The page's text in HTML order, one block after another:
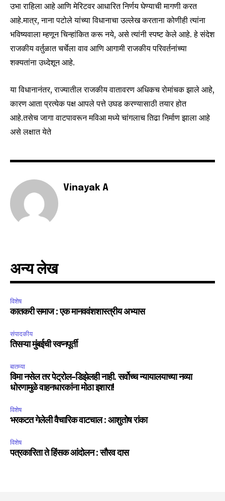
Join our community of
SUBSCRIBERS and be part of the
conversation.
To subscribe, simply enter your email address on our website
safe with us.
SUBSCRIBE
I've read and accept thePrivacy Policy
उभा राहिला आहे आणि मेरिटवर आधारित निर्णय घेण्याची मागणी करत
आहे.मात्र, नाना पटोले यांच्या विधानाचा उल्लेख करताना कोणीही त्यांना
भविष्यवाला म्हणून चिन्हांकित करू नये, असे त्यांनी स्पष्ट केले आहे. हे संदेश
राजकीय वर्तुळात चर्चेला वाव आणि आगामी राजकीय परिवर्तनांच्या
शक्यतांना उध्देशून आहे.
या विधानानंतर, राज्यातील राजकीय वातावरण अधिकच रोमांचक झाले आहे,
कारण आता प्रत्येक पक्ष आपले पत्ते उघड करण्यासाठी तयार होत
आहे.तसेच जागा वाटपावरून मविआ मध्ये चांगलाच तिढा निर्माण झाला आहे
असे लक्षात येते
Vinayak A
अन्य लेख
विशेष
कातकरी समाज : एक मानववंशशास्त्रीय अभ्यास
संपादकीय
तिसऱ्या मुंबईची स्वप्नपूर्ती
बातम्या
विमा नसेल तर पेट्रोल-डिझेलही नाही. सर्वोच्च न्यायालयाच्या नव्या
धोरणामुळे वाहनधारकांना मोठा इशारा!
विशेष
भरकटत गेलेली वैचारिक वाटचाल : आशुतोष रांका
विशेष
पत्रकारिता ते हिंसक आंदोलन : सौरव दास